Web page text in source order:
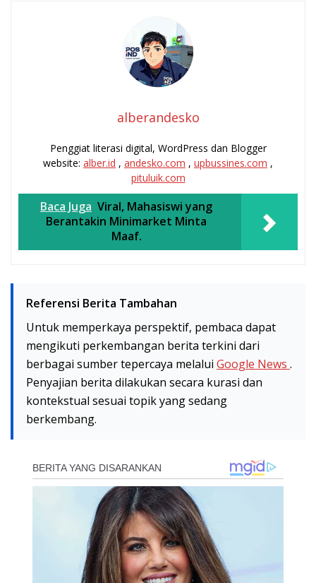
alberandesko
Penggiat literasi digital, WordPress dan Blogger
website: alber.id , andesko.com , upbussines.com ,
pituluik.com
Baca Juga Viral, Mahasiswi yang
Berantakin Minimarket Minta
Maaf.
Referensi Berita Tambahan
Untuk memperkaya perspektif, pembaca dapat
mengikuti perkembangan berita terkini dari
berbagai sumber tepercaya melalui Google News .
Penyajian berita dilakukan secara kurasi dan
kontekstual sesuai topik yang sedang
berkembang.